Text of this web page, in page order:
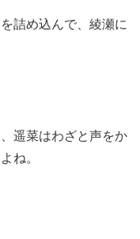
詰め込んで、綾瀬に
遥菜はわざと声をか
ね。